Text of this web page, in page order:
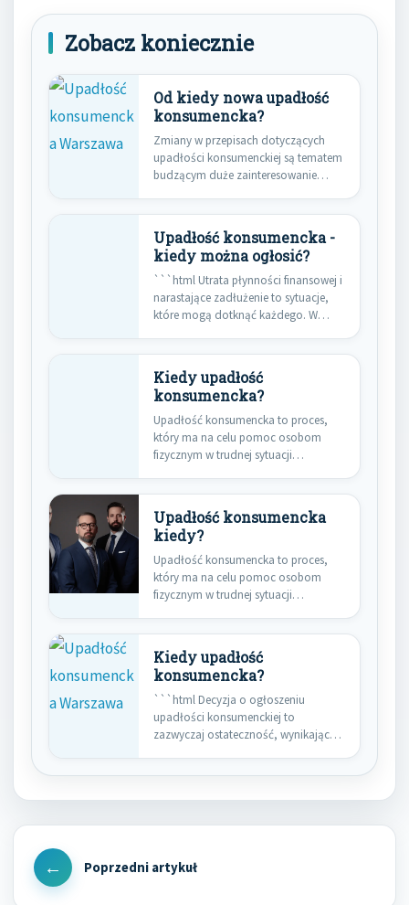
Zobacz koniecznie
Od kiedy nowa upadłość
konsumencka?
Zmiany w przepisach dotyczących
upadłości konsumenckiej są tematem
budzącym duże zainteresowanie
Upadłość konsumencka -
kiedy można ogłosić?
```html Utrata płynności finansowej i
narastające zadłużenie to sytuacje,
które mogą dotknąć każdego. W
Kiedy upadłość
konsumencka?
Upadłość konsumencka to proces,
który ma na celu pomoc osobom
fizycznym w trudnej sytuacji
Upadłość konsumencka
kiedy?
Upadłość konsumencka to proces,
który ma na celu pomoc osobom
fizycznym w trudnej sytuacji
Kiedy upadłość
konsumencka?
```html Decyzja o ogłoszeniu
upadłości konsumenckiej to
zazwyczaj ostateczność, wynikająca z
Nawigacja
wpisu
Previous